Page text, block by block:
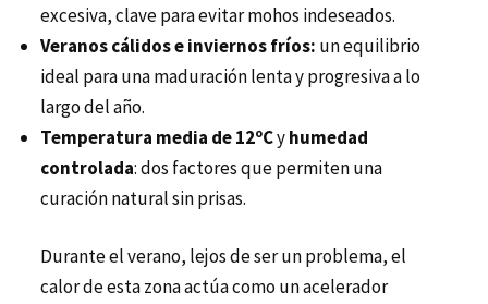
excesiva, clave para evitar mohos indeseados.
Veranos cálidos e inviernos fríos: un equilibrio
ideal para una maduración lenta y progresiva a lo
largo del año.
Temperatura media de 12ºCyhumedad
controlada: dos factores que permiten una
curación natural sin prisas.
Durante el verano, lejos de ser un problema, el
calor de esta zona actúa como un acelerador